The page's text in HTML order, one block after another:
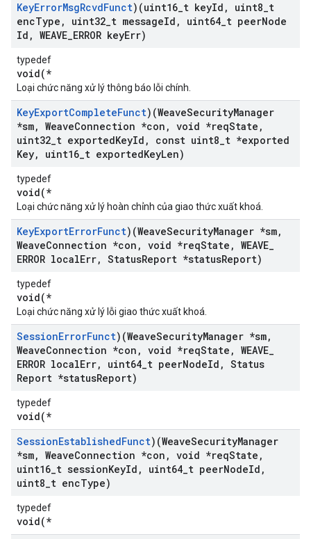
KeyErrorMsgRcvdFunct)(uint16 t keyId , uint8 t
encType , uint32 t messageId , uint64 t peerNode
Id , WEAVE ERROR keyErr)
typedef
void(*
Loại chức năng xử lý thông báo lỗi chính.
KeyExportCompleteFunct)(WeaveSecurityManager
*sm, WeaveConnection *con , void *reqState ,
uint32 t exportedKeyId , const uint8 t *exported
Key, uint16 t exportedKeyLen)
typedef
void(*
Loại chức năng xử lý hoàn chỉnh của giao thức xuất khoá.
KeyExportErrorFunct)(WeaveSecurityManager *sm,
WeaveConnection *con , void *reqState , WEAVE
ERROR localErr, StatusReport *statusReport)
typedef
void(*
Loại chức năng xử lý lỗi giao thức xuất khoá.
SessionErrorFunct)(WeaveSecurityManager *sm,
WeaveConnection *con , void *reqState , WEAVE
ERROR localErr, uint64 t peerNodeId , Status
Report *statusReport)
typedef
void(*
SessionEstablishedFunct)(WeaveSecurityManager
*sm, WeaveConnection *con , void *reqState ,
uint16 t sessionKeyId , uint64 t peerNodeId ,
uint8 t encType)
typedef
void(*